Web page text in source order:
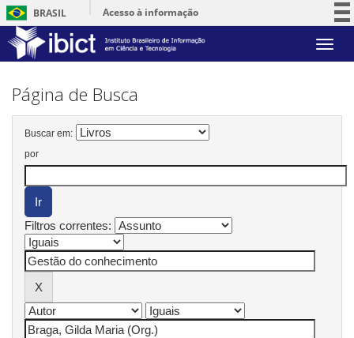
BRASIL
Acesso à informação
Serviços
Skip
Página de Busca
Buscar em:
por
Filtros correntes: